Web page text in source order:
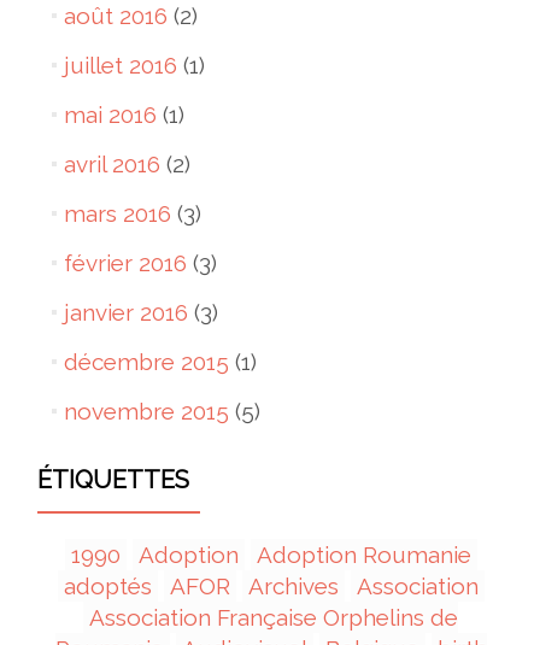
août 2016 (2)
juillet 2016 (1)
mai 2016 (1)
avril 2016 (2)
mars 2016 (3)
février 2016 (3)
janvier 2016 (3)
décembre 2015 (1)
novembre 2015 (5)
ÉTIQUETTES
1990 Adoption
Adoption Roumanie
adoptés
AFOR Archives
Association
Association Française Orphelins de